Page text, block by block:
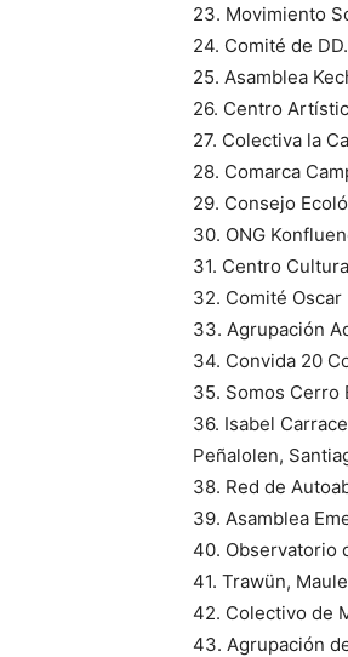
23. Movimiento
24. Comité de
25. Asamblea
26. Centro
27. Colectiva la
28. Comarca
29. Consejo
30. ONG
31. Centro
32. Comité
33. Agrupación
34. Convida 20
35. Somos Cerro
36. Isabel
Peñalolen,
38. Red de
39. Asamblea
40. Observatorio
41. Trawün,
42. Colectivo de
43. Agrupación